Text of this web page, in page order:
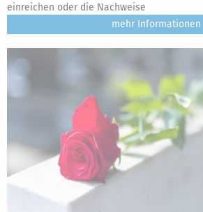
einreichen oder die Nachweise
mehr